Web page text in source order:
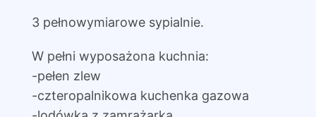
3 pełnowymiarowe sypialnie.
W pełni wyposażona kuchnia:
-pełen zlew
-czteropalnikowa kuchenka gazowa